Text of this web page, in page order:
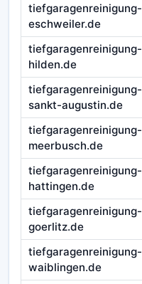
tiefgaragenreinigung-
eschweiler.de
tiefgaragenreinigung-
hilden.de
tiefgaragenreinigung-
sankt-augustin.de
tiefgaragenreinigung-
meerbusch.de
tiefgaragenreinigung-
hattingen.de
tiefgaragenreinigung-
goerlitz.de
tiefgaragenreinigung-
waiblingen.de